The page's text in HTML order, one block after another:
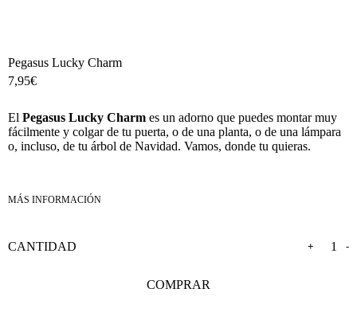
Pegasus Lucky Charm
7,95€
El Pegasus Lucky Charm es un adorno que puedes montar muy
fácilmente y colgar de tu puerta, o de una planta, o de una lámpara
o, incluso, de tu árbol de Navidad. Vamos, donde tu quieras.
-
+
COMPRAR